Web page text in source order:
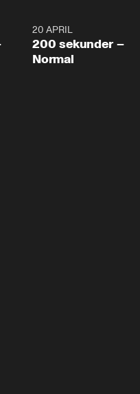
4:2320 APRIL
200 sekunder –
Normal